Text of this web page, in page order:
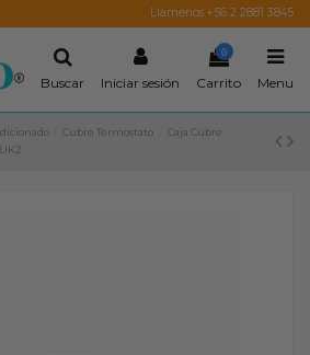
Llamenos +56 2 2881 3845
Buscar Iniciar sesión
0
Carrito Menu
Cubre Termostato
Caja Cubre